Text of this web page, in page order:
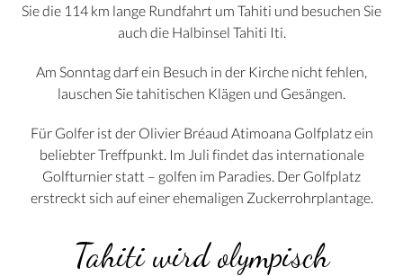
Sie die 114 km lange Rundfahrt um Tahiti und besuchen Sie
auch die Halbinsel Tahiti Iti.
Am Sonntag darf ein Besuch in der Kirche nicht fehlen,
lauschen Sie tahitischen Klägen und Gesängen.
Für Golfer ist der Olivier Bréaud Atimoana Golfplatz ein
beliebter Treffpunkt. Im Juli findet das internationale
Golfturnier statt – golfen im Paradies. Der Golfplatz
erstreckt sich auf einer ehemaligen Zuckerrohrplantage.
Tahiti wird olympisch